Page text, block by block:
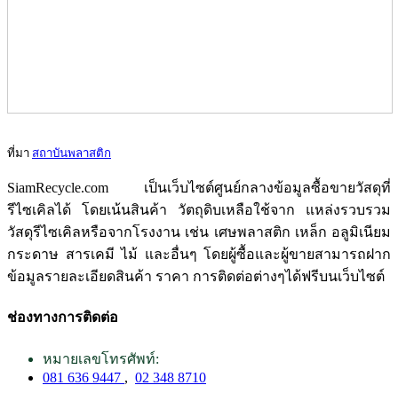
ที่มา สถาบันพลาสติก
SiamRecycle.com เป็นเว็บไซต์ศูนย์กลางข้อมูลซื้อขายวัสดุที่
รีไซเคิลได้ โดยเน้นสินค้า วัตถุดิบเหลือใช้จาก แหล่งรวบรวม
วัสดุรีไซเคิลหรือจากโรงงาน เช่น เศษพลาสติก เหล็ก อลูมิเนียม
กระดาษ สารเคมี ไม้ และอื่นๆ โดยผู้ซื้อและผู้ขายสามารถฝาก
ข้อมูลรายละเอียดสินค้า ราคา การติดต่อต่างๆได้ฟรีบนเว็บไซต์
ช่องทางการติดต่อ
หมายเลขโทรศัพท์:
081 636 9447 , 02 348 8710